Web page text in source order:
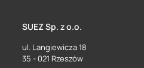
SUEZ Sp. z o.o.
ul. Langiewicza 18
35 - 021 Rzeszów